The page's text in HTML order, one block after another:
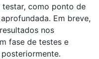
testar, como ponto de
Em breve,
nos
fase de testes e